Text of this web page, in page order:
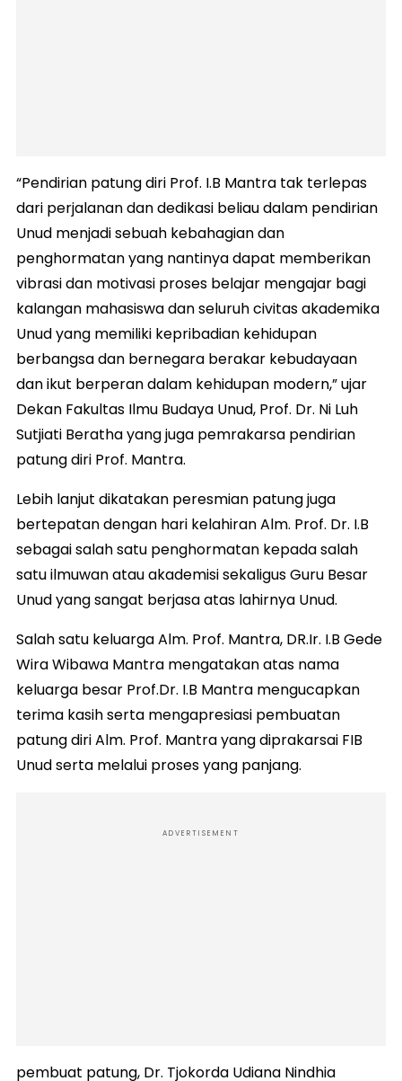
“Pendirian patung diri Prof. I.B Mantra tak terlepas
dari perjalanan dan dedikasi beliau dalam pendirian
Unud menjadi sebuah kebahagian dan
penghormatan yang nantinya dapat memberikan
vibrasi dan motivasi proses belajar mengajar bagi
kalangan mahasiswa dan seluruh civitas akademika
Unud yang memiliki kepribadian kehidupan
berbangsa dan bernegara berakar kebudayaan
dan ikut berperan dalam kehidupan modern,” ujar
Dekan Fakultas Ilmu Budaya Unud, Prof. Dr. Ni Luh
Sutjiati Beratha yang juga pemrakarsa pendirian
patung diri Prof. Mantra.
Lebih lanjut dikatakan peresmian patung juga
bertepatan dengan hari kelahiran Alm. Prof. Dr. I.B
sebagai salah satu penghormatan kepada salah
satu ilmuwan atau akademisi sekaligus Guru Besar
Unud yang sangat berjasa atas lahirnya Unud.
Salah satu keluarga Alm. Prof. Mantra, DR.Ir. I.B Gede
Wira Wibawa Mantra mengatakan atas nama
keluarga besar Prof.Dr. I.B Mantra mengucapkan
terima kasih serta mengapresiasi pembuatan
patung diri Alm. Prof. Mantra yang diprakarsai FIB
Unud serta melalui proses yang panjang.
ADVERTISEMENT
pembuat patung, Dr. Tjokorda Udiana Nindhia